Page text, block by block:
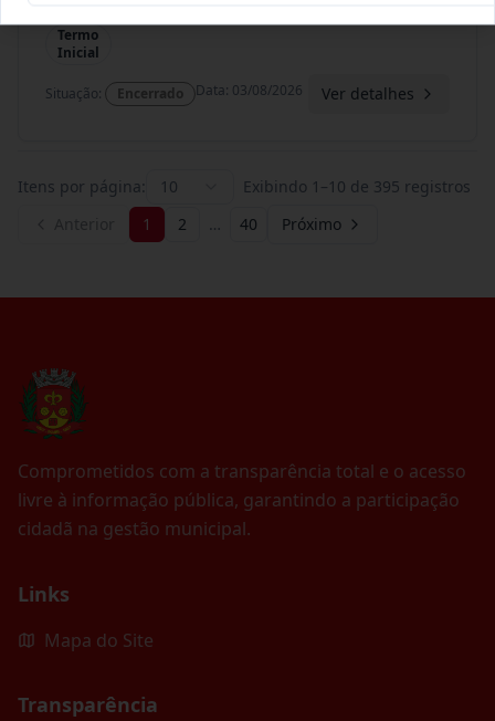
Termo
Inicial
Situação: Encerrado Data: 03/08/2026 Ver detalhes
Itens por página: 10 Exibindo 1 –10 de 395 registros
1 2 … 40 Próximo
Comprometidos com a transparência total e o acesso
livre à informação pública, garantindo a participação
cidadã na gestão municipal.
Links
Mapa do Site
Transparência